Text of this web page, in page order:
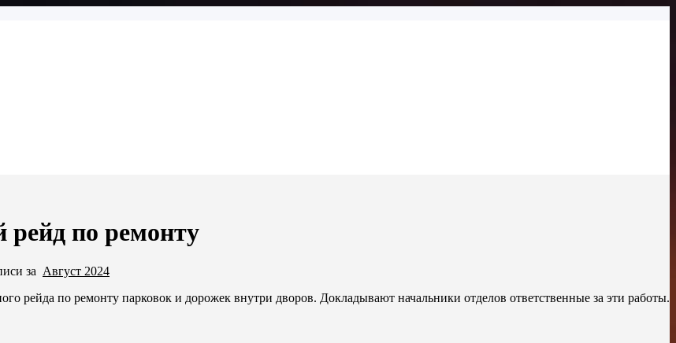
рейд по ремонту
за Август 2024
рейда по ремонту парковок и дорожек внутри дворов. Докладывают начальники отделов ответственные за эти работы.